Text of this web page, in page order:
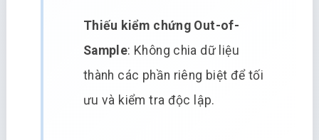
Thiếu kiểm chứng Out-of-
Sample: Không chia dữ liệu
thành các phần riêng biệt để tối
ưu và kiểm tra độc lập.